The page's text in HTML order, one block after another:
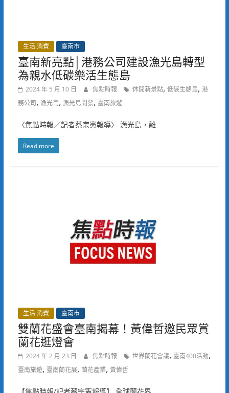
生活.消費 臺南市
臺南新亮點│港務公司建設漁光島轉型
為親水低碳樂活生態島
2024 年 5 月 10 日 焦點時報 休閒新景點, 低碳生態島, 港
務公司, 漁光島, 漁光島開發, 臺南旅遊
〈焦點時報／記者蔡宗憲報導〉 漁光島，離
Read more
生活.消費 臺南市
雙蘭花盛會臺南揭幕！黃偉哲邀民眾賞
蘭花逛燈會
2024 年 2 月 23 日 焦點時報 世界蘭花會議, 臺南400活動,
臺南旅遊, 臺南蘭花展, 蘭花產業, 黃偉哲